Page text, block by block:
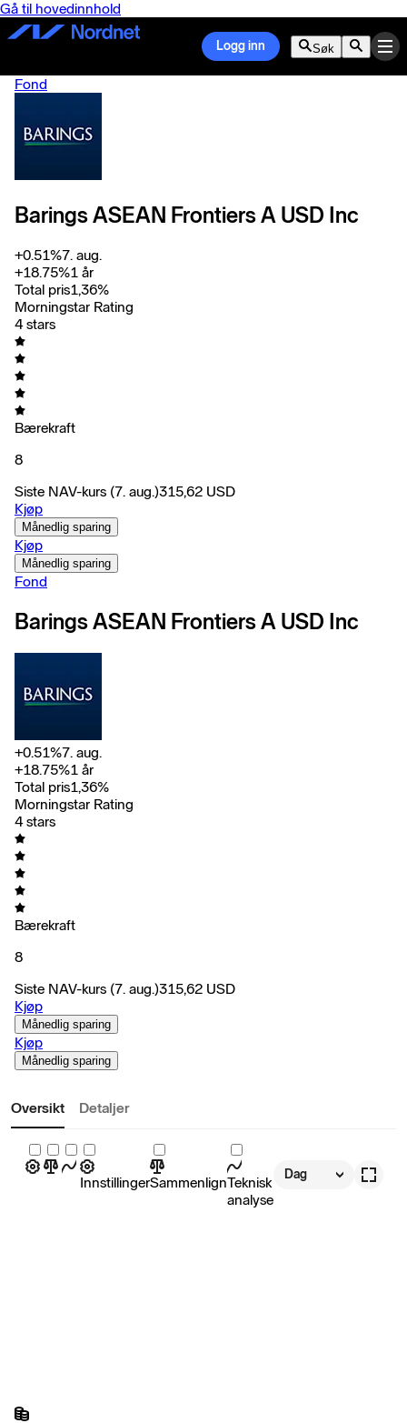
Gå til hovedinnhold
Logg inn Søk
Fond
Barings ASEAN Frontiers A USD Inc
+0.51%7. aug.
+18.75%1 år
Total pris1,36%
Morningstar Rating
4 stars
Bærekraft
8
Siste NAV-kurs (7. aug.)315,62 USD
Kjøp
Månedlig sparing
Kjøp
Månedlig sparing
Fond
Barings ASEAN Frontiers A USD Inc
+0.51%7. aug.
+18.75%1 år
Total pris1,36%
Morningstar Rating
4 stars
Bærekraft
8
Siste NAV-kurs (7. aug.)315,62 USD
Kjøp
Månedlig sparing
Kjøp
Månedlig sparing
Oversikt Detaljer
InnstillingerSammenlignTeknisk
analyse
Dag